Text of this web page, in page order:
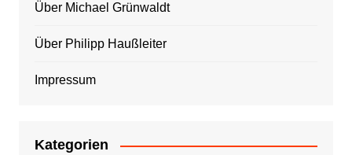
Über Michael Grünwaldt
Über Philipp Haußleiter
Impressum
Kategorien